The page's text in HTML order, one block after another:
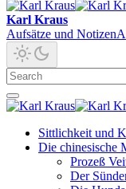
Karl Kraus
Aufsätze und Notizen
Sittlichkeit und
Die chinesische
Prozeß
Der